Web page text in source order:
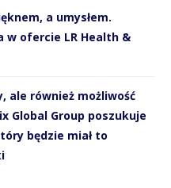
a umysłem.
w ofercie LR Health &
ale również możliwość
Global Group poszukuje
będzie miał to